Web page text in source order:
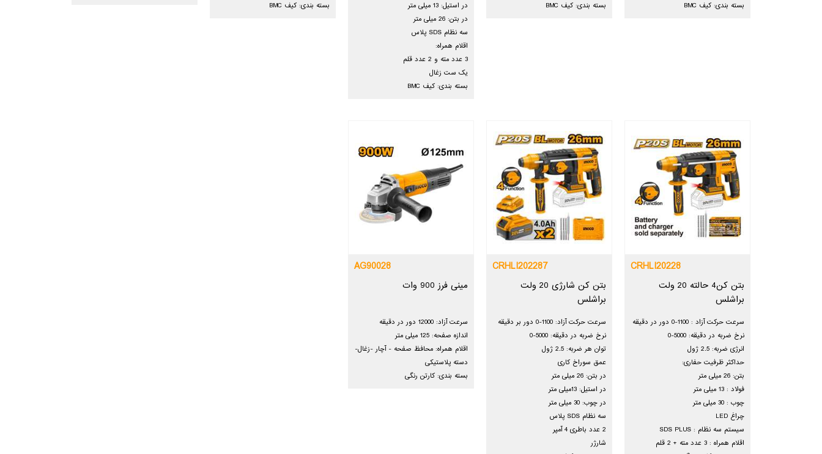
بسته بندی: کیف BMC
بسته بندی: کیف BMC
در استیل: 13 میلی متر
در بتن: 26 میلی متر
سه نظام SDS پلاس
اقلام همراه:
3 عدد مته و 2 عدد قلم
یک ست زغال
بسته بندی: کیف BMC
بسته بندی: کیف BMC
CRHLI20228
بتن کن4 حالته 20 ولت
براشلس
سرعت حرکت آزاد : 1100-0 دور در دقیقه
نرخ ضربه در دقیقه: 5000-0
انرژی ضربه: 2.5 ژول
حداکثر ظرفیت حفاری:
بتن: 26 میلی متر
فولاد : 13 میلی متر
چوب : 30 میلی متر
چراغ LED
سیستم سه نظام : SDS PLUS
اقلام همراه : 3 عدد مته + 2 قلم
CRHLI202287
بتن کن شارژی 20 ولت
براشلس
سرعت حرکت آزاد: 1100-0 دور بر دقیقه
نرخ ضربه در دقیقه: 5000-0
توان هر ضربه: 2.5 ژول
عمق سوراخ کاری
در بتن: 26 میلی متر
در استیل: 13میلی متر
در چوب: 30 میلی متر
سه نظام SDS پلاس
2 عدد باطری 4 آمپر
شارژر
AG90028
مینی فرز 900 وات
سرعت آزاد: 12000 دور در دقیقه
اندازه صفحه: 125 میلی متر
اقلام همراه: محافظ صفحه - آچار -زغال-
دسته پلاستیکی
بسته بندی: کارتن رنگی